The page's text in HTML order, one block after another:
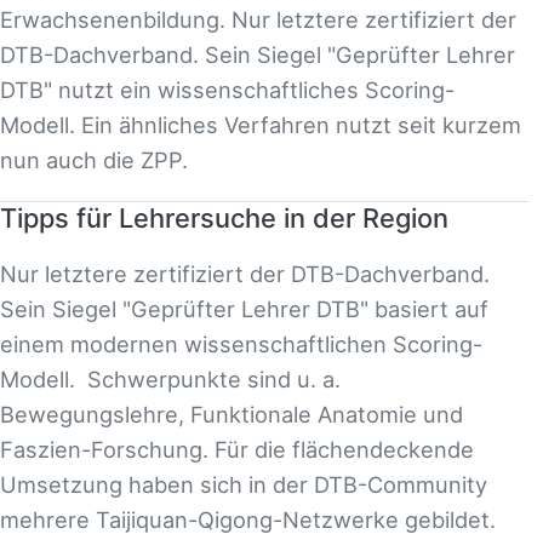
Erwachsenenbildung. Nur letztere zertifiziert der
DTB-Dachverband. Sein Siegel "Geprüfter Lehrer
DTB" nutzt ein wissenschaftliches Scoring-
Modell. Ein ähnliches Verfahren nutzt seit kurzem
nun auch die ZPP.
Tipps für Lehrersuche in der Region
Nur letztere zertifiziert der DTB-Dachverband.
Sein Siegel "Geprüfter Lehrer DTB" basiert auf
einem modernen wissenschaftlichen Scoring-
Modell. Schwerpunkte sind u. a.
Bewegungslehre, Funktionale Anatomie und
Faszien-Forschung. Für die flächendeckende
Umsetzung haben sich in der DTB-Community
mehrere Taijiquan-Qigong-Netzwerke gebildet.